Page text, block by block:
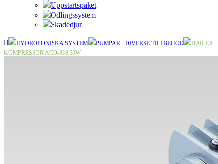
Uppstartspaket
Odlingssystem
Skadedjur
HYDROPONISKA SYSTEM PUMPAR - DIVERSE TILLBEHÖR
HAILEA
KOMPRESSOR ACO-318 30W